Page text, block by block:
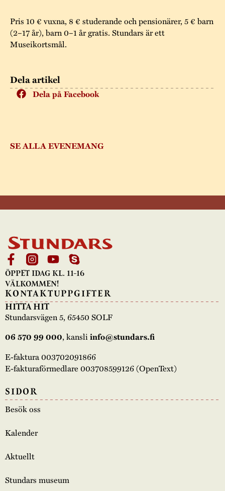
Dela artikel
Dela på Facebook
SE ALLA EVENEMANG
Pris 10 € vuxna, 8 € studerande och pensionärer, 5 € barn
(2–17 år), barn 0–1 år gratis. Stundars är ett
Museikortsmål.
ÖPPET IDAG KL. 11-16
VÄLKOMMEN!
KONTAKTUPPGIFTER
HITTA HIT
Stundarsvägen 5, 65450 SOLF
06 570 99 000, kansliinfo@stundars.fi
E-faktura 003702091866
E-fakturaförmedlare 003708599126 (OpenText)
SIDOR
Besök oss
Kalender
Aktuellt
Stundars museum